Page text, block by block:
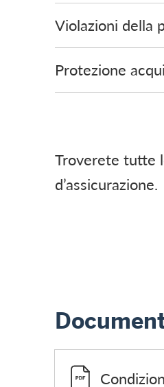
Violazioni della
Protezione
Troverete tutte
d’assicurazione.